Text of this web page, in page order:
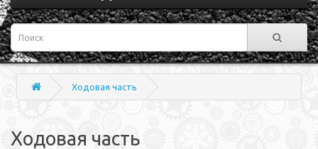
Ходовая часть
Ходовая часть